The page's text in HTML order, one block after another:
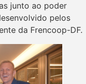
junto ao poder
pelos
da Frencoop-DF.